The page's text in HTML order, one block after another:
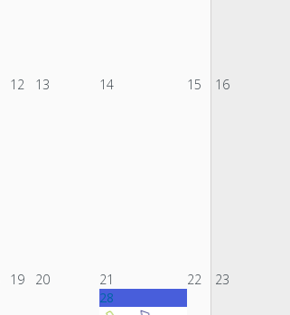
12 13 14 15 16
19 20 21 22 23
28